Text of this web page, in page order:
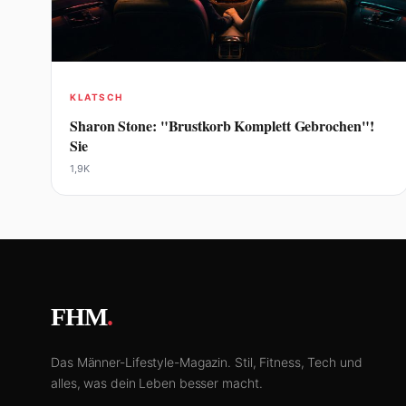
KLATSCH
Sharon Stone: "Brustkorb Komplett Gebrochen"!
Sie
1,9K
FHM.
Das Männer-Lifestyle-Magazin. Stil, Fitness, Tech und
alles, was dein Leben besser macht.